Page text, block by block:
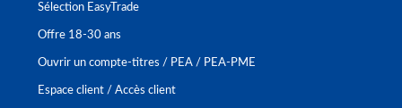
Sélection EasyTrade
Offre 18-30 ans
Ouvrir un compte-titres / PEA / PEA-PME
Espace client / Accès client